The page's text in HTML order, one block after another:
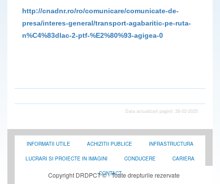
http://cnadnr.ro/ro/comunicare/comunicate-de-
presa/interes-general/transport-agabaritic-pe-ruta-
n%C4%83dlac-2-ptf-%E2%80%93-agigea-0
Data actualizarii paginii: 26-02-2025
INFORMATII UTILE ACHIZITII PUBLICE INFRASTRUCTURA
LUCRARI SI PROIECTE IN IMAGINI CONDUCERE CARIERA
CONTACT
Copyright DRDPCT © - Toate drepturile rezervate